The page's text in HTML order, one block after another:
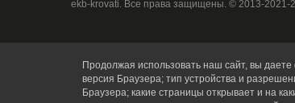
ekb-krovati. Все права защищены. © 2013-2021-
Продолжая использовать наш сайт, вы
версия Браузера; тип устройства и
Браузера; какие страницы открывает и на